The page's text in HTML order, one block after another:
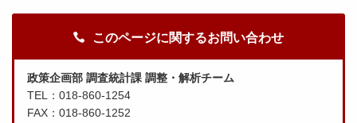
このページに関するお問い合わせ
政策企画部 調査統計課 調整・解析チーム
TEL：018-860-1254
FAX：018-860-1252